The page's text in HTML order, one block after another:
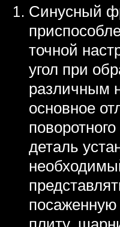
Синусный
точной
угол при
различным
основное
деталь